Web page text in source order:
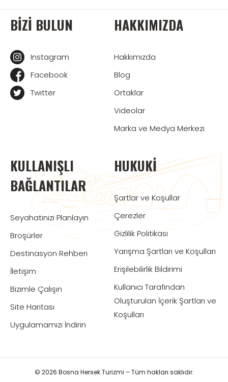
BIZI BULUN
Instagram
Facebook
Twitter
HAKKIMIZDA
Hakkımızda
Blog
Ortaklar
Videolar
Marka ve Medya Merkezi
KULLANIŞLI
BAĞLANTILAR
Seyahatinizi Planlayın
Broşürler
Destinasyon Rehberi
İletişim
Bizimle Çalışın
Site Haritası
Uygulamamızı İndirin
HUKUKI
Şartlar ve Koşullar
Çerezler
Gizlilik Politikası
Yarışma Şartları ve Koşulları
Erişilebilirlik Bildirimi
Kullanıcı Tarafından
Oluşturulan İçerik Şartları ve
Koşulları
© 2026 Bosna Hersek Turizmi – Tüm hakları saklıdır.